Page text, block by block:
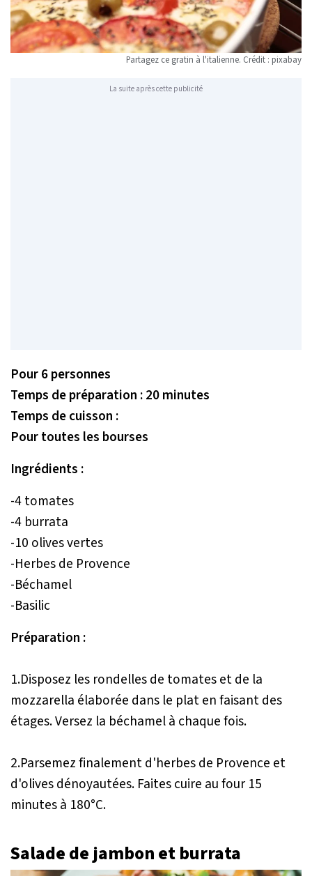
Partagez ce gratin à l'italienne. Crédit : pixabay
La suite après cette publicité
Pour 6 personnes
Temps de préparation : 20 minutes
Temps de cuisson :
Pour toutes les bourses
Ingrédients :
-4 tomates
-4 burrata
-10 olives vertes
-Herbes de Provence
-Béchamel
-Basilic
Préparation :
1.Disposez les rondelles de tomates et de la
mozzarella élaborée dans le plat en faisant des
étages. Versez la béchamel à chaque fois.
2.Parsemez finalement d'herbes de Provence et
d'olives dénoyautées. Faites cuire au four 15
minutes à 180°C.
Salade de jambon et burrata